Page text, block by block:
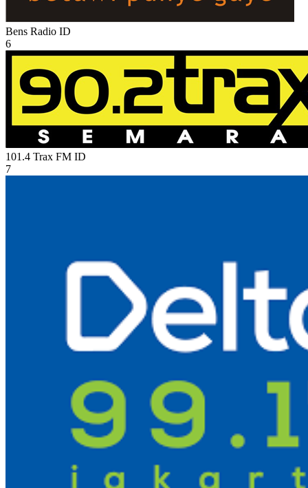
Bens Radio ID
6
101.4 Trax FM ID
7